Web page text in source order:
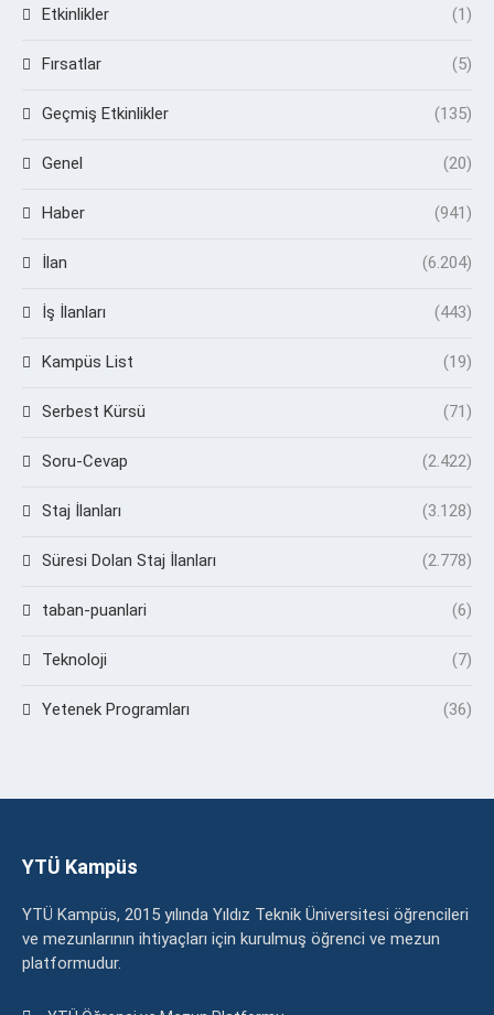
Etkinlikler (1)
Fırsatlar (5)
Geçmiş Etkinlikler (135)
Genel (20)
Haber (941)
İlan (6.204)
İş İlanları (443)
Kampüs List (19)
Serbest Kürsü (71)
Soru-Cevap (2.422)
Staj İlanları (3.128)
Süresi Dolan Staj İlanları (2.778)
taban-puanlari (6)
Teknoloji (7)
Yetenek Programları (36)
YTÜ Kampüs
YTÜ Kampüs, 2015 yılında Yıldız Teknik Üniversitesi öğrencileri
ve mezunlarının ihtiyaçları için kurulmuş öğrenci ve mezun
platformudur.